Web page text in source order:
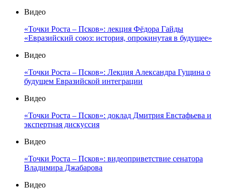
Видео
«Точки Роста – Псков»: лекция Фёдора Гайды
«Евразийский союз: история, опрокинутая в будущее»
Видео
«Точки Роста – Псков»: Лекция Александра Гущина о
будущем Евразийской интеграции
Видео
«Точки Роста – Псков»: доклад Дмитрия Евстафьева и
экспертная дискуссия
Видео
«Точки Роста – Псков»: видеоприветствие сенатора
Владимира Джабарова
Видео